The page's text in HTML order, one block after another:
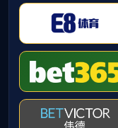
提示：访问地